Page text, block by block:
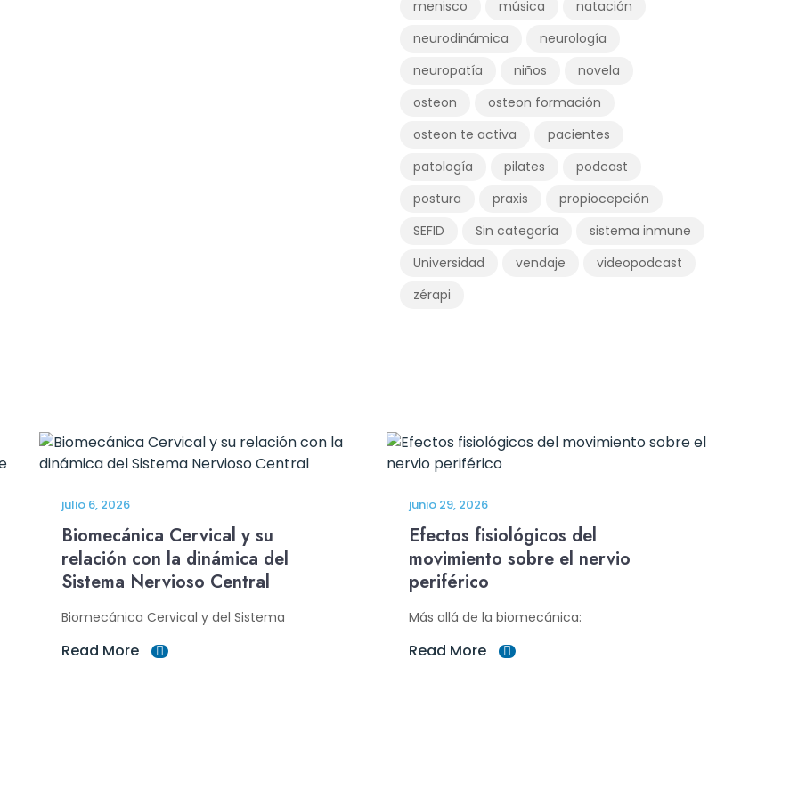
menisco
música
natación
neurodinámica
neurología
neuropatía
niños
novela
osteon
osteon formación
osteon te activa
pacientes
patología
pilates
podcast
postura
praxis
propiocepción
SEFID
Sin categoría
sistema inmune
Universidad
vendaje
videopodcast
zérapi
julio 6, 2026
Biomecánica Cervical y su
relación con la dinámica del
Sistema Nervioso Central
Biomecánica Cervical y del Sistema
Read More
junio 29, 2026
Efectos fisiológicos del
movimiento sobre el nervio
periférico
Más allá de la biomecánica:
Read More